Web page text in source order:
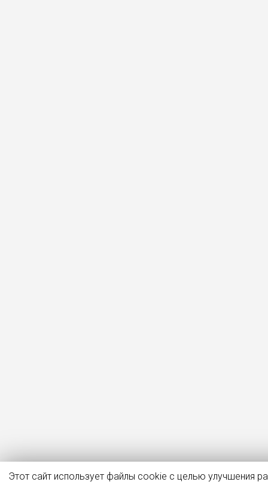
Этот сайт использует файлы cookie с целью улучшения